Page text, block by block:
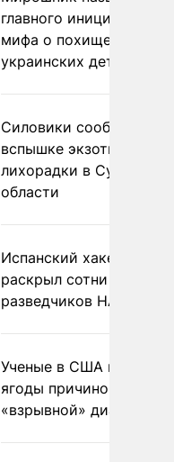
главного инициатора
мифа о похищении
украинских детей
Силовики сообщили о
вспышке экзотической
лихорадки в Сумской
области
Испанский хакер Хиль
раскрыл сотни
разведчиков НАТО и
Ученые в США назвали
ягоды причиной
«взрывной» диареи